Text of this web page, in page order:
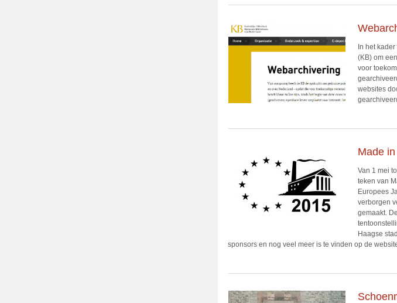
In het
(KB) om
voor
websites
Made
Van 1 mei
teken van
Europees
verborgen
gemaakt.
Haagse
sponsors en nog veel meer is te vinden op de